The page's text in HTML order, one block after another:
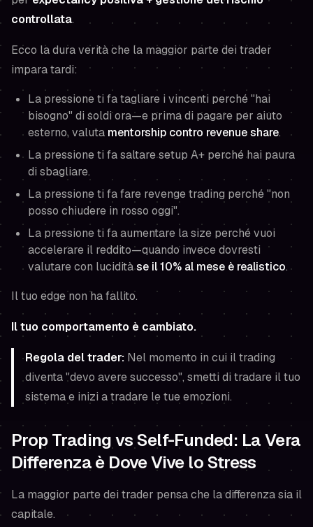
controllata.
Ecco la dura verità che la maggior parte dei trader
impara tardi:
La pressione ti fa tagliare i vincenti perché "hai
bisogno" di soldi ora—e prima di pagare per aiuto
esterno, valuta mentorship contro revenue share.
La pressione ti fa saltare setup A+ perché hai paura
di sbagliare.
La pressione ti fa fare revenge trading perché "non
posso chiudere in rosso oggi".
La pressione ti fa aumentare la size perché vuoi
accelerare il reddito—quando invece dovresti
valutare con luciditàse il 10% al mese è realistico.
Il tuo edge non ha fallito.
Il tuo comportamento è cambiato.
Regola del trader: Nel momento in cui il trading
diventa "devo avere successo", smetti di tradare il tuo
sistema e inizi a tradare le tue emozioni.
Prop Trading vs Self-Funded: La Vera
Differenza è Dove Vive lo Stress
La maggior parte dei trader pensa che la differenza sia il
capitale.